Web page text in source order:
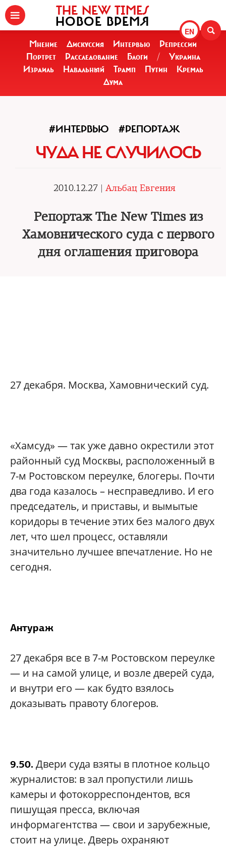
EN
THE NEW TIMES
НОВОЕ ВРЕМЯ
Мнение Дискуссия Интервью
Репрессии
Портрет
Расследование Блоги /
Украина
Израиль
Навальный Трамп Путин
Кремль
Дума
#ИНТЕРВЬЮ #РЕПОРТАЖ
ЧУДА НЕ СЛУЧИЛОСЬ
2010.12.27 | Альбац Евгения
Репортаж The New Times из
Хамовнического суда с первого
дня оглашения приговора
27 декабря. Москва, Хамовнический суд.
«Хамсуд» — так уже давно окрестили этот
районный суд Москвы, расположенный в
7-м Ростовском переулке, блогеры. Почти
два года казалось – несправедливо. И его
председатель, и приставы, и вымытые
коридоры в течение этих без малого двух
лет, что шел процесс, оставляли
значительно лучшее впечатление. Но не
сегодня.
Антураж
27 декабря все в 7-м Ростовском переулке
— и на самой улице, и возле дверей суда,
и внутри его — как будто взялось
доказывать правоту блогеров.
9.50. Двери суда взяты в плотное кольцо
журналистов: в зал пропустили лишь
камеры и фотокорреспондентов, вся
пишущая пресса, включая
информагентства — свои и зарубежные,
стоит на улице. Дверь охраняют